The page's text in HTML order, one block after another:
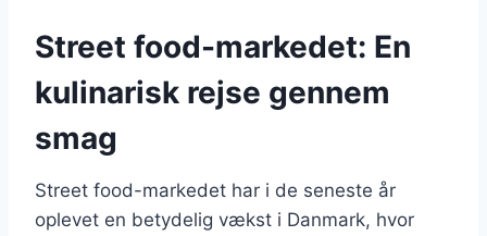
Street food-markedet: En
kulinarisk rejse gennem
smag
Street food-markedet har i de seneste år
oplevet en betydelig vækst i Danmark, hvor